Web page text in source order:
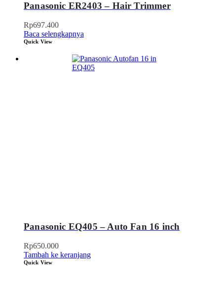
Panasonic ER2403 – Hair Trimmer
Rp697.400
Baca selengkapnya
Quick View
Panasonic EQ405 – Auto Fan 16 inch
Rp650.000
Tambah ke keranjang
Quick View